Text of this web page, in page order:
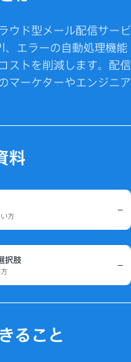
ウド型メール配信サービ
、エラーの自動処理機能
ストを削減します。配信
マーケターやエンジニア
料
方
択肢
ること